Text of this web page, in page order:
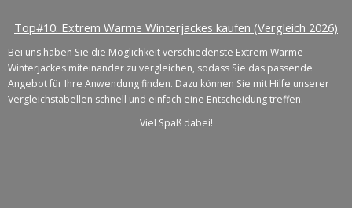
Top#10: Extrem Warme Winterjackes kaufen (Vergleich 2026)
Bei uns haben Sie die Möglichkeit verschiedenste Extrem Warme
Winterjackes miteinander zu vergleichen, sodass Sie das passende
Angebot für Ihre Anwendung finden. Dazu können Sie mit Hilfe unserer
Vergleichstabellen schnell und einfach eine Entscheidung treffen.
Viel Spaß dabei!